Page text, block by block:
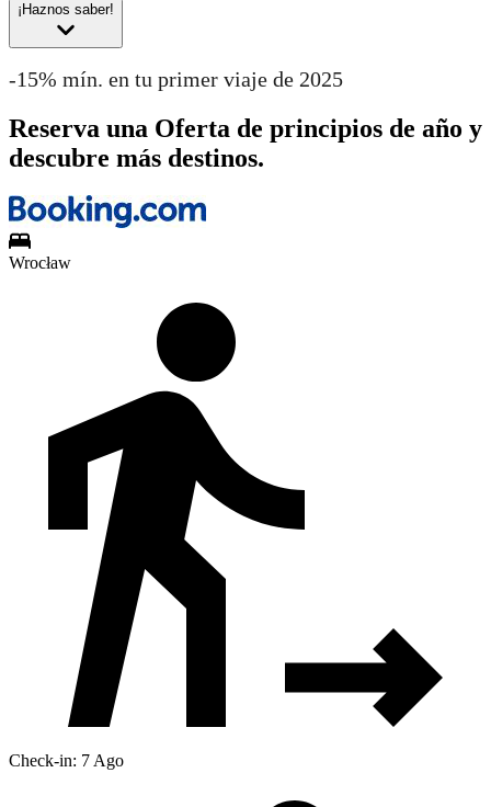
¡Haznos saber!
-15% mín. en tu primer viaje de 2025
Reserva una Oferta de principios de año y
descubre más destinos.
Wrocław
Check-in: 7 Ago